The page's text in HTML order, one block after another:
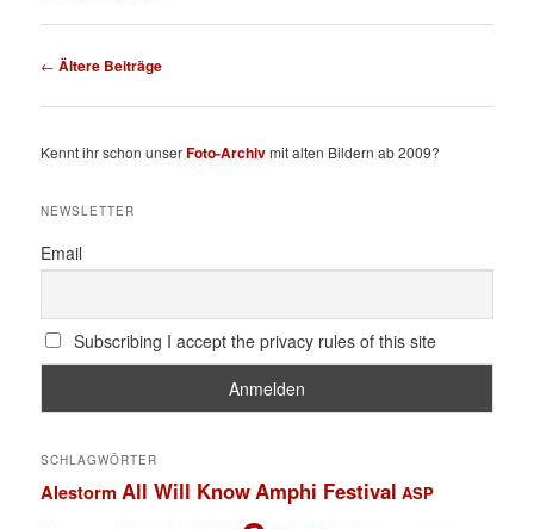
Beitragsnavigation
← Ältere Beiträge
Kennt ihr schon unserFoto-Archivmit alten Bildern ab 2009?
NEWSLETTER
Email
Subscribing I accept the privacy rules of this site
SCHLAGWÖRTER
Alestorm All Will KnowAmphi Festival ASP